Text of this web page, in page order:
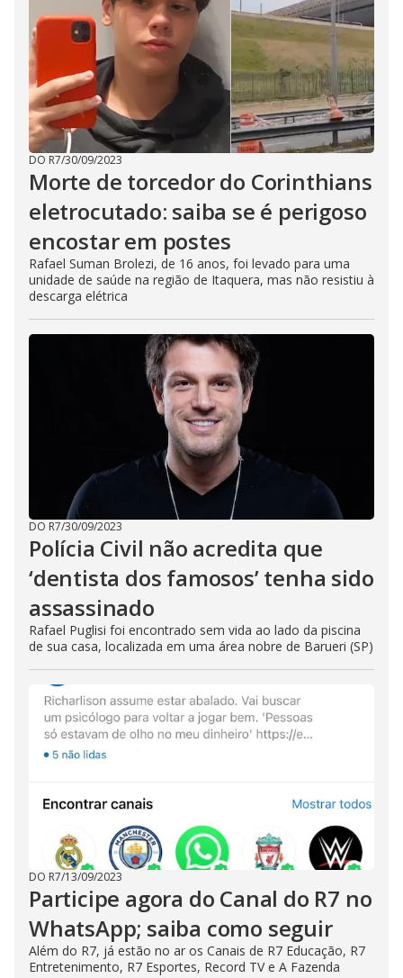
DO R7/30/09/2023
Morte de torcedor do Corinthians
eletrocutado: saiba se é perigoso
encostar em postes
Rafael Suman Brolezi, de 16 anos, foi levado para uma
unidade de saúde na região de Itaquera, mas não resistiu à
descarga elétrica
DO R7/30/09/2023
Polícia Civil não acredita que
‘dentista dos famosos’ tenha sido
assassinado
Rafael Puglisi foi encontrado sem vida ao lado da piscina
de sua casa, localizada em uma área nobre de Barueri (SP)
DO R7/13/09/2023
Participe agora do Canal do R7 no
WhatsApp; saiba como seguir
Além do R7, já estão no ar os Canais de R7 Educação, R7
Entretenimento, R7 Esportes, Record TV e A Fazenda